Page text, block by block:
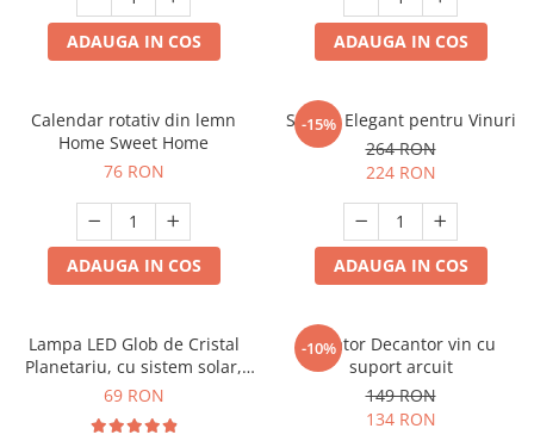
ADAUGA IN COS ADAUGA IN COS
Calendar rotativ din lemn
Home Sweet Home
76 RON
ADAUGA IN COS
-15%
Suport Elegant pentru Vinuri
264 RON
224 RON
ADAUGA IN COS
Lampa LED Glob de Cristal
Planetariu, cu sistem solar,
cadou captivant
69 RON
-10%
Aerator Decantor vin cu
suport arcuit
149 RON
134 RON